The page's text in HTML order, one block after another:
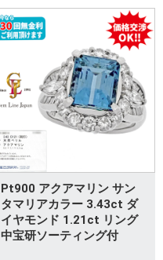
Pt900 アクアマリン サン
タマリアカラー 3.43ct ダ
イヤモンド 1.21ct リング
中宝研ソーティング付